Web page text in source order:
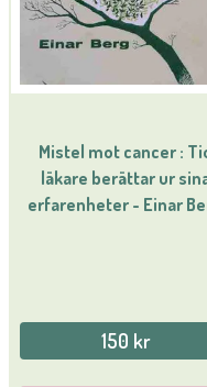
Mistel mot cancer :
läkare berättar ur
erfarenheter - Einar
150 kr